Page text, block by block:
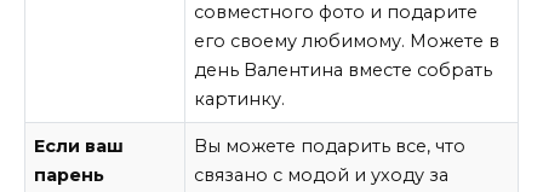
совместного фото и подарите
его своему любимому. Можете в
день Валентина вместе собрать
картинку.
Если ваш
парень
Вы можете подарить все, что
связано с модой и уходу за